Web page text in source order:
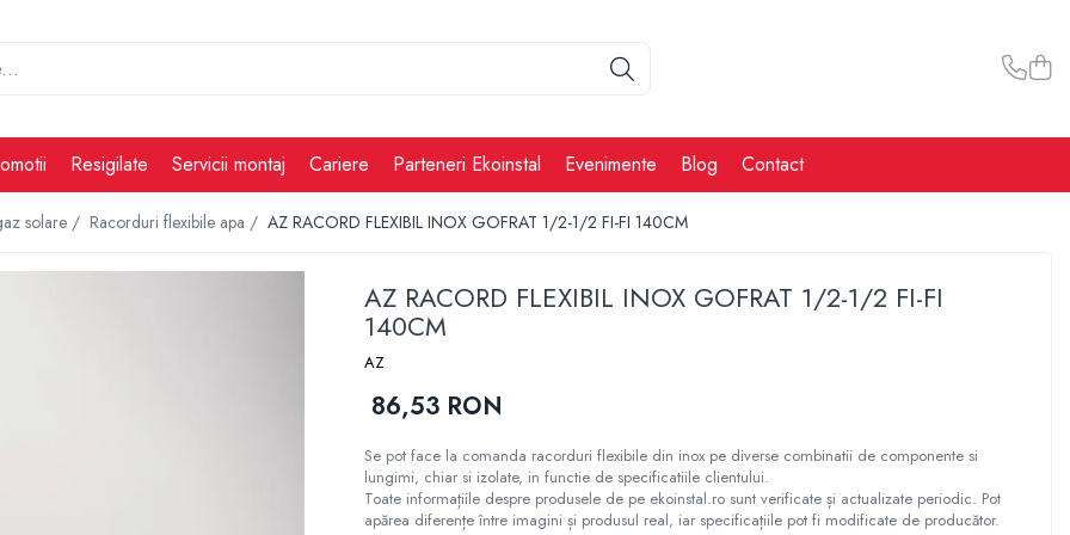
Resigilate Servicii montaj Cariere Parteneri Ekoinstal Evenimente Blog Contact
solare / Racorduri flexibile apa / AZ RACORD FLEXIBIL INOX GOFRAT 1/2-1/2 FI-FI 140CM
AZ RACORD FLEXIBIL INOX GOFRAT 1/2-1/2 FI-FI
140CM
AZ
86,53 RON
Se pot face la comanda racorduri flexibile din inox pe diverse combinatii de componente si
lungimi, chiar si izolate, in functie de specificatiile clientului.
Toate informațiile despre produsele de pe ekoinstal.ro sunt verificate și actualizate periodic. Pot
apărea diferențe între imagini și produsul real, iar specificațiile pot fi modificate de producător.